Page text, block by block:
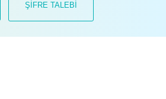
ŞİFRE TALEBİ